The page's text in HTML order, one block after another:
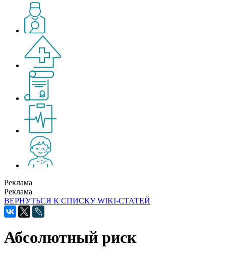
Реклама
Реклама
ВЕРНУТЬСЯ К СПИСКУ WIKI-СТАТЕЙ
Абсолютный риск